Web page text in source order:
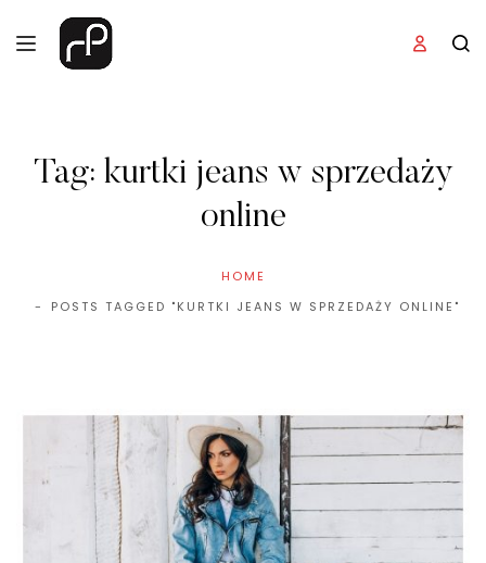
Tag: kurtki jeans w sprzedaży
online
HOME
POSTS TAGGED "KURTKI JEANS W SPRZEDAŻY ONLINE"